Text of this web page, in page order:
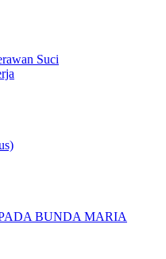
Suci
BUNDA MARIA